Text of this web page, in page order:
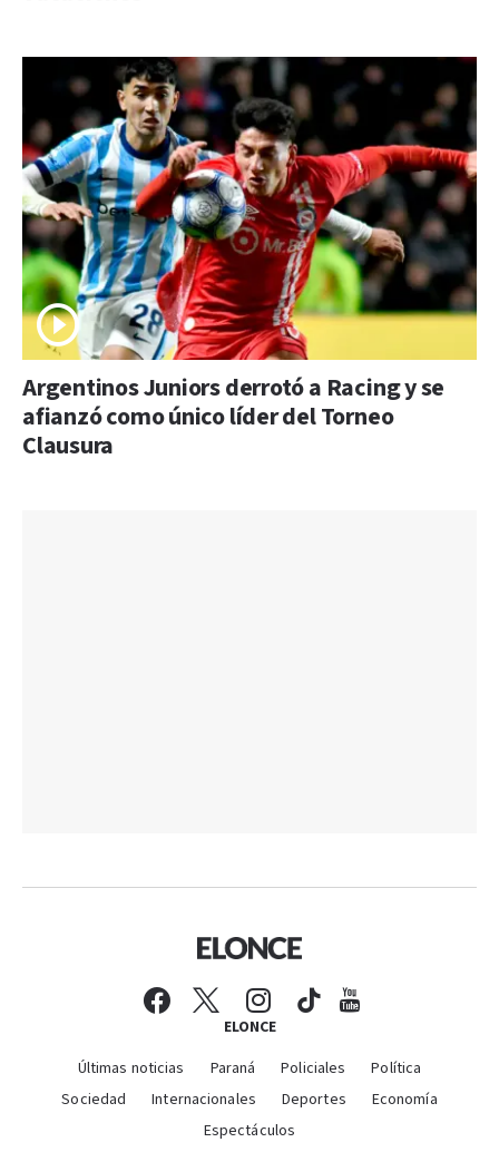
Argentinos Juniors derrotó a Racing y se
afianzó como único líder del Torneo
Clausura
ELONCE
Últimas noticias Paraná Policiales
Política
Sociedad
Internacionales Deportes
Economía
Espectáculos